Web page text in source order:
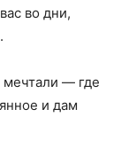
во дни,
мечтали — где
и дам